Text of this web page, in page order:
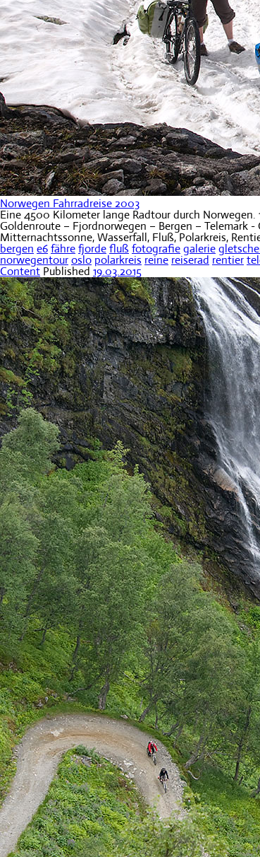
Norwegen Fahrradreise 2003
Eine 4500 Kilometer lange Radtour durch
Goldenroute – Fjordnorwegen – Bergen – Telemark
Mitternachtssonne, Wasserfall, Fluß, Polarkreis,
bergen e6fährefjordeflußfotografiegalerie
norwegentouroslo polarkreis reine reiserad rentier
Content Published 19.03.2015